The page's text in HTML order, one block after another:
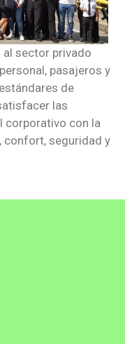
sector privado
pasajeros y
de
las
corporativo con la
confort, seguridad y